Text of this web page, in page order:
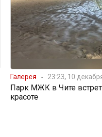
Галерея 23:23, 10
Парк МЖК в Чите
красоте